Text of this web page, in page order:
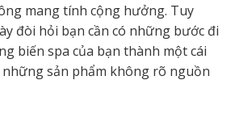
mang tính cộng hưởng. Tuy
đòi hỏi bạn cần có những bước đi
biến spa của bạn thành một cái
những sản phẩm không rõ nguồn